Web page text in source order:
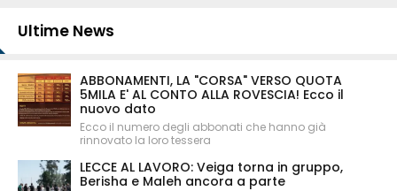
Ultime News
ABBONAMENTI, LA "CORSA" VERSO QUOTA
5MILA E' AL CONTO ALLA ROVESCIA! Ecco il
nuovo dato
Ecco il numero degli abbonati che hanno già
rinnovato la loro tessera
LECCE AL LAVORO: Veiga torna in gruppo,
Berisha e Maleh ancora a parte